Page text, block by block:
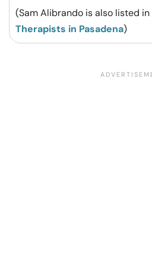
(Sam Alibrando is also listed in
Therapists in Pasadena)